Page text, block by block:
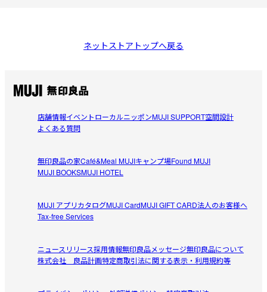
ネットストアトップへ戻る
店舗情報イベントローカルニッポンMUJI SUPPORT空間設計
よくある質問
無印良品の家Café&Meal MUJIキャンプ場Found MUJI
MUJI BOOKSMUJI HOTEL
MUJI アプリカタログMUJI CardMUJI GIFT CARD法人のお客様へ
Tax-free Services
ニュースリリース採用情報無印良品メッセージ無印良品について
株式会社 良品計画特定商取引法に関する表示・利用規約等